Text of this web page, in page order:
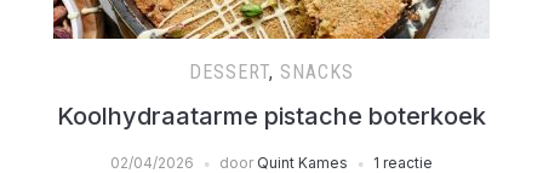
DESSERT, SNACKS
Koolhydraatarme pistache boterkoek
02/04/2026 door Quint Kames 1 reactie